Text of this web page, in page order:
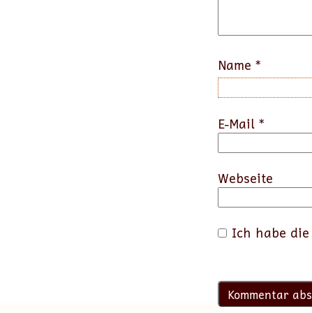
Name *
E-Mail *
Webseite
Ich habe die